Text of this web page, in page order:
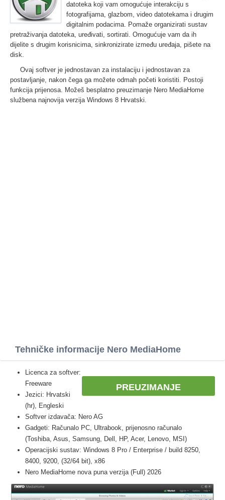
datoteka koji vam omogućuje interakciju s
fotografijama, glazbom, video datotekama i drugim
digitalnim podacima. Pomaže organizirati sustav
pretraživanja datoteka, uređivati, sortirati. Omogućuje vam da ih
dijelite s drugim korisnicima, sinkronizirate između uređaja, pišete na
disk.
Ovaj softver je jednostavan za instalaciju i jednostavan za
postavljanje, nakon čega ga možete odmah početi koristiti. Postoji
funkcija prijenosa. Možeš besplatno preuzimanje Nero MediaHome
službena najnovija verzija Windows 8 Hrvatski.
Tehničke informacije Nero MediaHome
PREUZIMANJE
Licenca za softver:
Freeware
Jezici: Hrvatski
(hr), Engleski
Softver izdavača: Nero AG
Gadgeti: Računalo PC, Ultrabook, prijenosno računalo
(Toshiba, Asus, Samsung, Dell, HP, Acer, Lenovo, MSI)
Operacijski sustav: Windows 8 Pro / Enterprise / build 8250,
8400, 9200, (32/64 bit), x86
Nero MediaHome nova puna verzija (Full) 2026